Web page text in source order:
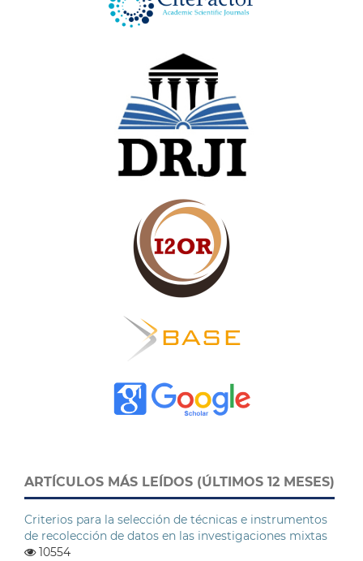
ARTÍCULOS MÁS LEÍDOS (ÚLTIMOS 12 MESES)
Criterios para la selección de técnicas e instrumentos
de recolección de datos en las investigaciones mixtas
10554